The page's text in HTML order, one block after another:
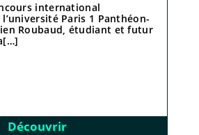
international
l’université Paris 1 Panthéon-
Roubaud, étudiant et futur
Découvrir